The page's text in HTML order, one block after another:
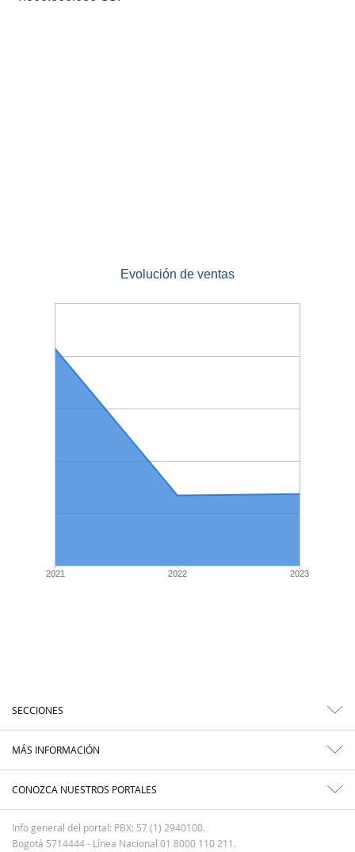
Evolución de ventas
2021 2022 2023
SECCIONES
MÁS INFORMACIÓN
CONOZCA NUESTROS PORTALES
Info general del portal: PBX: 57 (1) 2940100.
Bogotá 5714444 - Línea Nacional 01 8000 110 211.